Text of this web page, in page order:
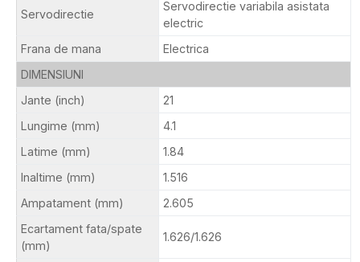
Servodirectie
Servodirectie variabila asistata
electric
Frana de mana
Electrica
DIMENSIUNI
Jante (inch)
21
Lungime (mm)
4.1
Latime (mm)
1.84
Inaltime (mm)
1.516
Ampatament (mm)
2.605
Ecartament fata/spate
(mm)
1.626/1.626